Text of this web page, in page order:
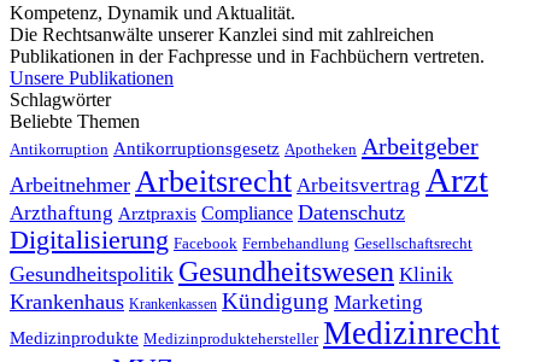
Kompetenz, Dynamik und Aktualität.
Die Rechtsanwälte unserer Kanzlei sind mit zahlreichen
Publikationen in der Fachpresse und in Fachbüchern vertreten.
Unsere Publikationen
Schlagwörter
Beliebte Themen
Antikorruption Antikorruptionsgesetz Apotheken Arbeitgeber
Arbeitnehmer Arbeitsrecht Arbeitsvertrag Arzt
Arzthaftung Arztpraxis Compliance Datenschutz
Digitalisierung Facebook Fernbehandlung Gesellschaftsrecht
Gesundheitspolitik Gesundheitswesen Klinik
Krankenhaus Krankenkassen Kündigung Marketing
Medizinprodukte Medizinproduktehersteller Medizinrecht